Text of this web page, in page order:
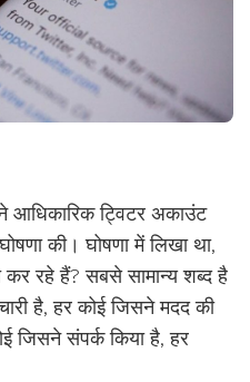
आधिकारिक ट्विटर अकाउंट
की। घोषणा में लिखा था,
रहे हैं? सबसे सामान्य शब्द है
है, हर कोई जिसने मदद की
जिसने संपर्क किया है, हर